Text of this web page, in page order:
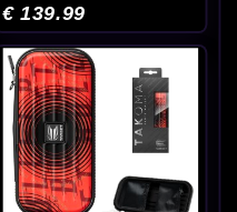
€ 139.99